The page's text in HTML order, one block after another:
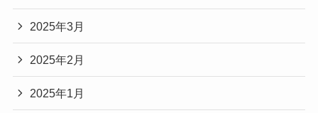
2025年3月
2025年2月
2025年1月